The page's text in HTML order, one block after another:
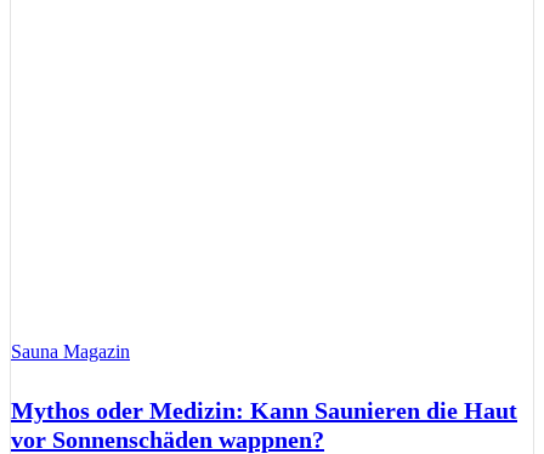
Sauna Magazin
Mythos oder Medizin: Kann Saunieren die Haut
vor Sonnenschäden wappnen?